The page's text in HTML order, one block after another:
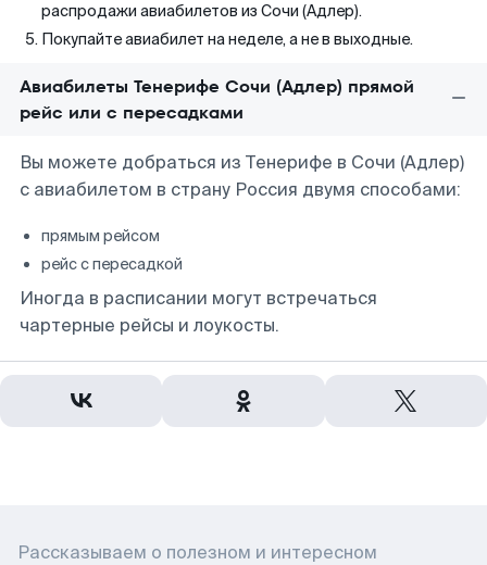
распродажи авиабилетов из Сочи (Адлер).
Покупайте авиабилет на неделе, а не в выходные.
Авиабилеты Тенерифе Сочи (Адлер) прямой
рейс или с пересадками
Вы можете добраться из Тенерифе в Сочи (Адлер)
с авиабилетом в страну Россия двумя способами:
прямым рейсом
рейс с пересадкой
Иногда в расписании могут встречаться
чартерные рейсы и лоукосты.
Рассказываем о полезном и интересном